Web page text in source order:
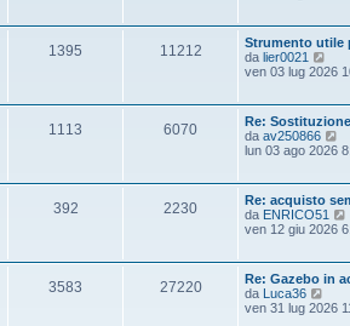
a
g
g
i
o
i
l
i
o
m
s
a
g
g
i
o
1395 11212
Strumento utile
da lier0021
e
u
l
t
i
o
m
e
s
a
g
g
i
o
ven 03 lug 2026
1113 6070
Re:
da av250866
e
l
t
o
m
s
lun 03 ago 2026
392 2230
Re: acquisto
da ENRICO51
l
t
i
ven 12 giu 2026
3583 27220
Re: Gazebo in
da Luca36
e
ven 31 lug 2026